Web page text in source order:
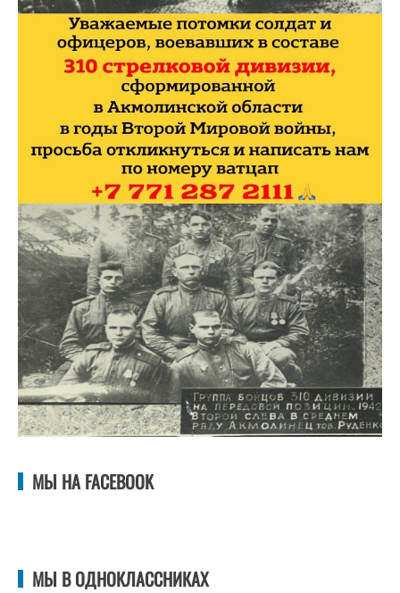
МЫ НА FACEBOOK
МЫ В ОДНОКЛАССНИКАХ